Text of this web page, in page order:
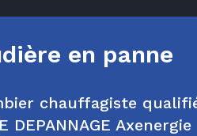
en panne
chauffagiste
DEPANNAGE Axenergie